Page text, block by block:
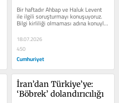
Bir haftadır Ahbap ve Haluk Levent
ile ilgili soruşturmayı konuşuyoruz.
Bilgi kirliliği olmaması adına konuyla
ilgili bir toparlama yapmak...
18.07.2026
450
Cumhuriyet
İran’dan Türkiye’ye:
‘Böbrek’ dolandırıcılığı